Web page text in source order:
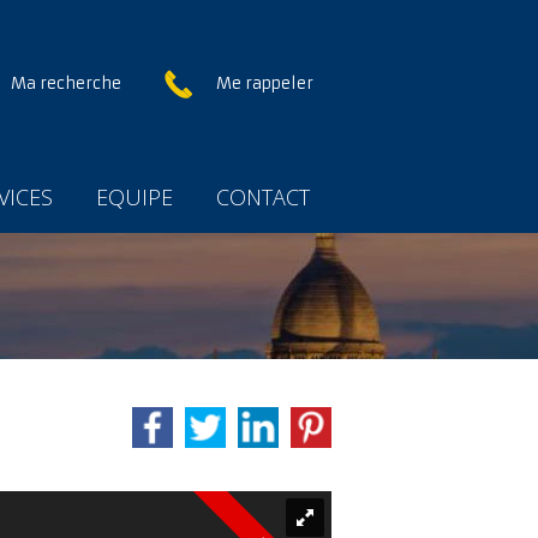
Me rappeler
Ma recherche
EQUIPE CONTACT